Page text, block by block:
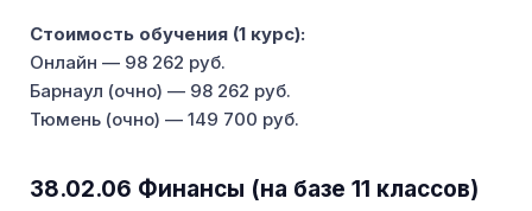
Стоимость обучения (1 курс):
Онлайн — 98 262 руб.
Барнаул (очно) — 98 262 руб.
Тюмень (очно) — 149 700 руб.
38.02.06 Финансы (на базе 11 классов)